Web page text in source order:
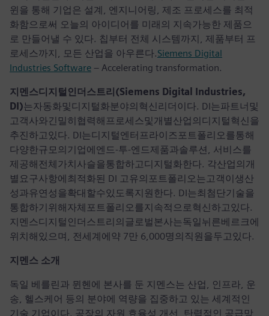
윈을 통해 기업은 설계, 엔지니어링, 제조 프로세스를 최적
화함으로써 오늘의 아이디어를 미래의 지속가능한 제품으
로 만들어낼 수 있다. 칩부터 전체 시스템까지, 제품부터 프
로세스까지, 모든 산업을 아우른다.Siemens Digital
Industries Software – Accelerating transformation.
지멘스디지털인더스트리(Siemens Digital Industries,
DI)는자동화및디지털화분야의혁신리더이다. DI는파트너및
고객사와긴밀히협력해프로세스및개별산업의디지털혁신을
추진하고있다. DI는디지털엔터프라이즈포트폴리오를통해
다양한규모의기업에엔드-투-엔드제품과솔루션, 서비스를
제공해전체가치사슬을통합하고디지털화한다. 각산업의개
별요구사항에최적화된 DI 고유의포트폴리오는고객이생산
성과유연성을확대할수있도록지원한다. DI는최첨단기술을
통합하기위해자체포트폴리오를지속적으로혁신하고있다.
지멘스디지털인더스트리의글로벌본사는독일뉘른베르크에
위치해있으며, 전세계에약 7만 6,000명의직원을두고있다.
지멘스 소개
독일 베를린과 뮌헨에 본사를 둔 지멘스는 산업, 인프라, 운
송, 헬스케어 등의 분야에 역량을 집중하고 있는 세계적인
기술 기업이다. 공장의 자원 효율성 개선, 탄력적인 공급망